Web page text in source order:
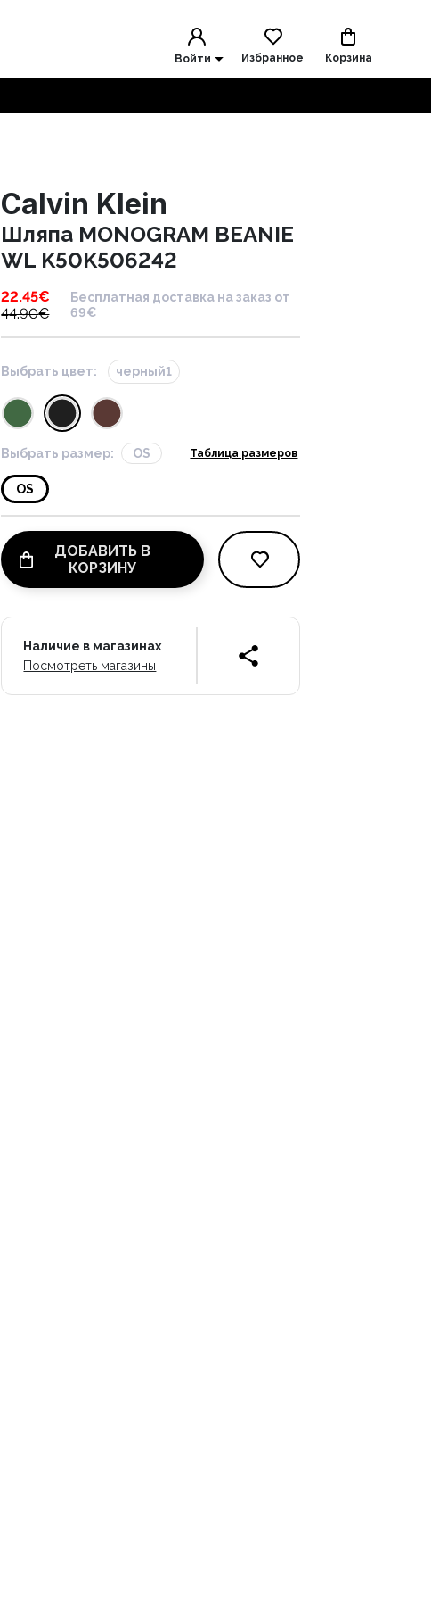
Войти Избранное Корзина
Calvin Klein
Шляпа MONOGRAM BEANIE
WL K50K506242
22.45€
44.90€
Бесплатная доставка на заказ от
69€
Выбрать цвет: черный1
Выбрать размер: OS Таблица размеров
OS
ДОБАВИТЬ В
КОРЗИНУ
Наличие в магазинах
Посмотреть магазины